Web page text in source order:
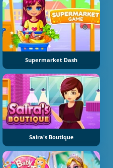
Supermarket Dash
Saira's Boutique